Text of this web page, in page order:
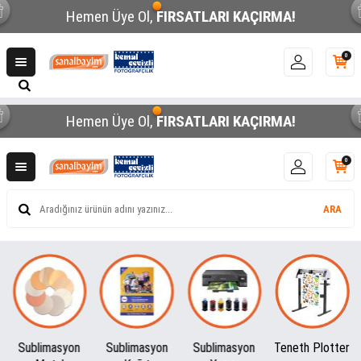
Hemen Üye Ol,FIRSATLARI KAÇIRMA!
0
Hemen Üye Ol,FIRSATLARI KAÇIRMA!
ARA
0
Sublimasyon
Sublimasyon
Teneth Plotter Plaket Kutusu